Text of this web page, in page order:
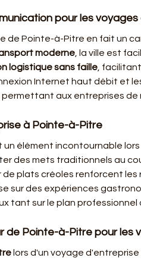
pour les
Pointe-à-Pitre en fait un
moderne , la ville est
logistique sans faille ,
Internet haut débit et
aux entreprises
à Pointe-à-Pitre
un élément incontournable
des mets traditionnels au
de plats créoles renforcent
sur des expériences
tant sur le plan professionnel
de Pointe-à-Pitre pour les
lors d'un voyage